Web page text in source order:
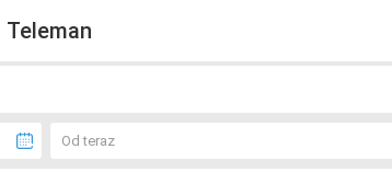
Teleman
Od teraz